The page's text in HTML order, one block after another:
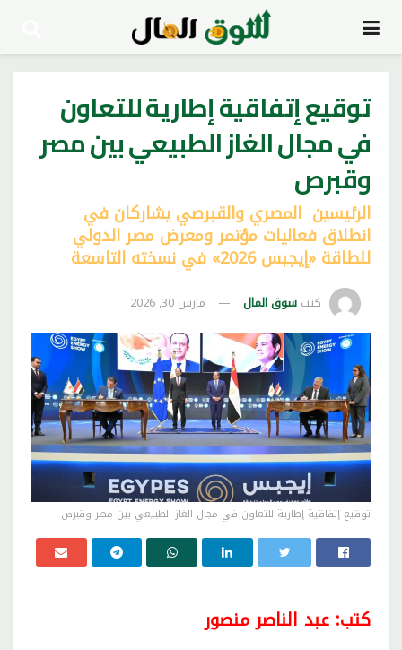
توقيع إتفاقية إطارية للتعاون
في مجال الغاز الطبيعي بين مصر
وقبرص
الرئيسين المصري والقبرصي يشاركان في
انطلاق فعاليات مؤتمر ومعرض مصر الدولي
للطاقة «إيجبس 2026» في نسخته التاسعة
كتب سوق المال مارس 30, 2026
توقيع إتفاقية إطارية للتعاون في مجال الغاز الطبيعي بين مصر وقبرص
كتب: عبد الناصر منصور